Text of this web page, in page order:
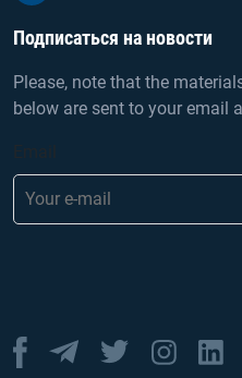
Подписаться на новости
Please, note that the
below are sent to your email